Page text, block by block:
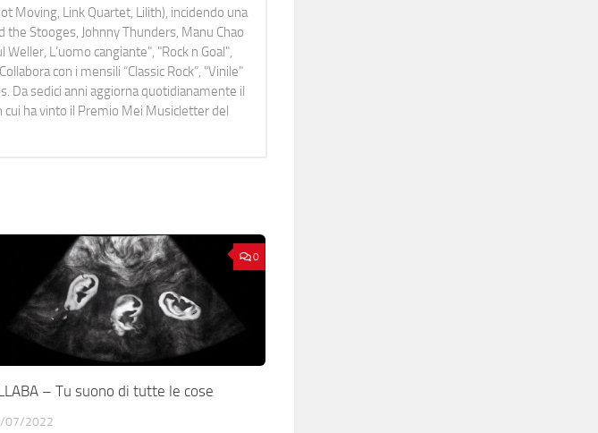
Moving, Link Quartet, Lilith), incidendo una
the Stooges, Johnny Thunders, Manu Chao
L’uomo cangiante", "Rock n Goal",
con i mensili “Classic Rock”, "Vinile"
Da sedici anni aggiorna quotidianamente il
ha vinto il Premio Mei Musicletter del
0
– Tu suono di tutte le cose
07/2022